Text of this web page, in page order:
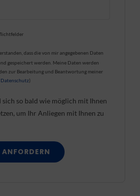
dass die von mir angegebenen Daten
gespeichert werden. Meine Daten werden
zur Bearbeitung und Beantwortung meiner
Datenschutz)
sich so bald wie möglich mit Ihnen
um Ihr Anliegen mit Ihnen zu